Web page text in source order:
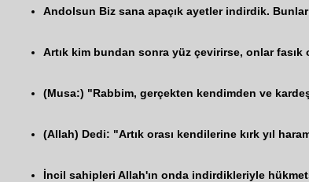
Andolsun Biz sana apaçık ayetler indirdik.
Artık kim bundan sonra yüz çevirirse, onlar fasık
(Musa:) "Rabbim, gerçekten kendimden ve
(Allah) Dedi: "Artık orası kendilerine kırk yıl
İncil sahipleri Allah'ın onda indirdikleriyle